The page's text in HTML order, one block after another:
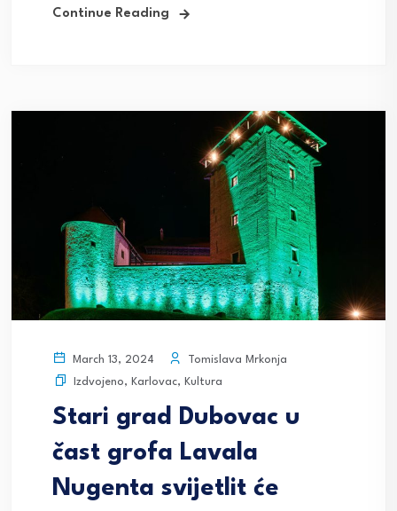
Continue Reading
March 13, 2024
Tomislava Mrkonja
Izdvojeno, Karlovac, Kultura
Stari grad Dubovac u
čast grofa Lavala
Nugenta svijetlit će